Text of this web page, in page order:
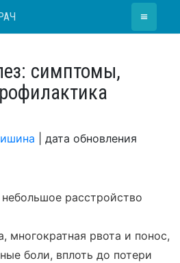
≡
симптомы,
дата обновления
расстройство
многократная рвота и понос,
боли, вплоть до потери